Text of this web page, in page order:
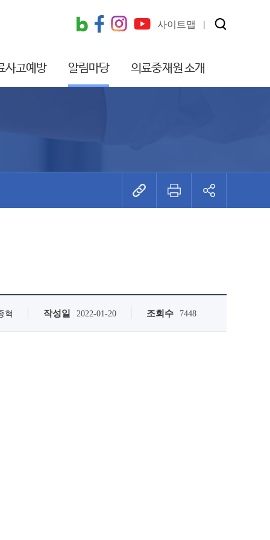
사이트맵
사고예방 알림마당 의료중재원 소개
혁 작성일 2022-01-20 조회수 7448